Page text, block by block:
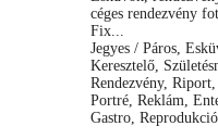
céges rendezvény
Fix...
Jegyes / Páros,
Keresztelő,
Rendezvény,
Portré, Reklám,
Gastro,